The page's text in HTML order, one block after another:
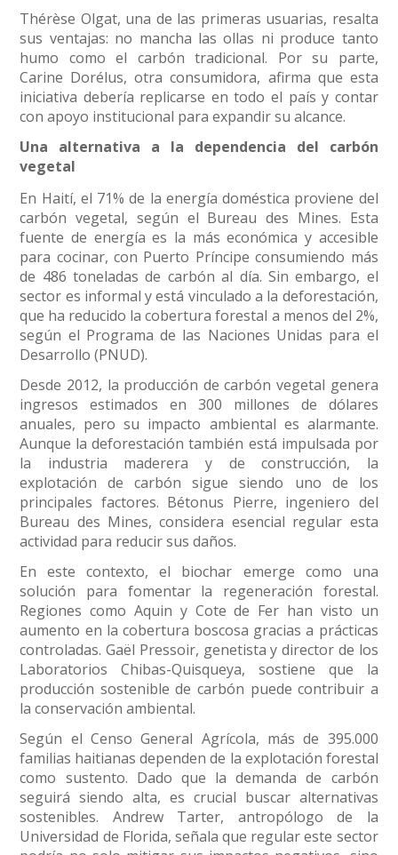
Thérèse Olgat, una de las primeras usuarias, resalta
sus ventajas: no mancha las ollas ni produce tanto
humo como el carbón tradicional. Por su parte,
Carine Dorélus, otra consumidora, afirma que esta
iniciativa debería replicarse en todo el país y contar
con apoyo institucional para expandir su alcance.
Una alternativa a la dependencia del carbón
vegetal
En Haití, el 71% de la energía doméstica proviene del
carbón vegetal, según el Bureau des Mines. Esta
fuente de energía es la más económica y accesible
para cocinar, con Puerto Príncipe consumiendo más
de 486 toneladas de carbón al día. Sin embargo, el
sector es informal y está vinculado a la deforestación,
que ha reducido la cobertura forestal a menos del 2%,
según el Programa de las Naciones Unidas para el
Desarrollo (PNUD).
Desde 2012, la producción de carbón vegetal genera
ingresos estimados en 300 millones de dólares
anuales, pero su impacto ambiental es alarmante.
Aunque la deforestación también está impulsada por
la industria maderera y de construcción, la
explotación de carbón sigue siendo uno de los
principales factores. Bétonus Pierre, ingeniero del
Bureau des Mines, considera esencial regular esta
actividad para reducir sus daños.
En este contexto, el biochar emerge como una
solución para fomentar la regeneración forestal.
Regiones como Aquin y Cote de Fer han visto un
aumento en la cobertura boscosa gracias a prácticas
controladas. Gaël Pressoir, genetista y director de los
Laboratorios Chibas-Quisqueya, sostiene que la
producción sostenible de carbón puede contribuir a
la conservación ambiental.
Según el Censo General Agrícola, más de 395.000
familias haitianas dependen de la explotación forestal
como sustento. Dado que la demanda de carbón
seguirá siendo alta, es crucial buscar alternativas
sostenibles. Andrew Tarter, antropólogo de la
Universidad de Florida, señala que regular este sector